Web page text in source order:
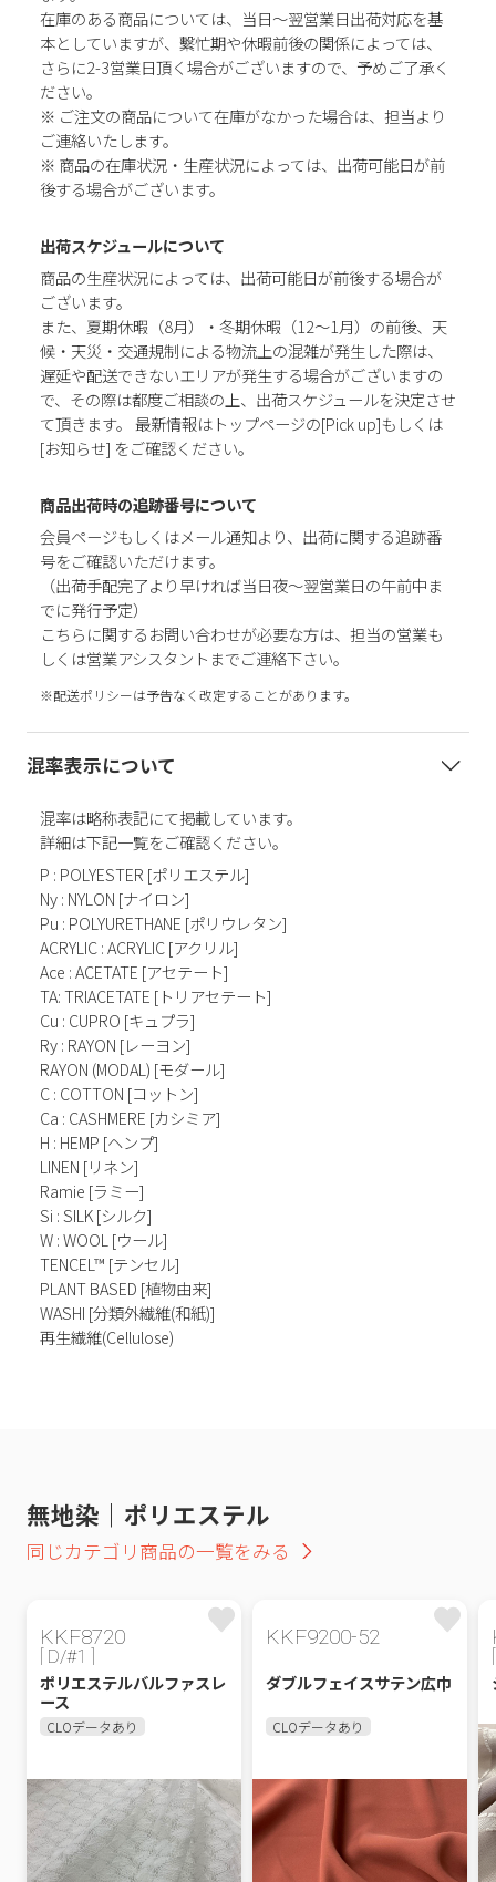
在庫のある商品については、当日～翌営業日出荷対応を基
本としていますが、繫忙期や休暇前後の関係によっては、
さらに2-3営業日頂く場合がございますので、予めご了承く
ださい。
※ ご注文の商品について在庫がなかった場合は、担当より
ご連絡いたします。
※ 商品の在庫状況・生産状況によっては、出荷可能日が前
後する場合がございます。
出荷スケジュールについて
商品の生産状況によっては、出荷可能日が前後する場合が
ございます。
また、夏期休暇（8月）・冬期休暇（12～1月）の前後、天
候・天災・交通規制による物流上の混雑が発生した際は、
遅延や配送できないエリアが発生する場合がございますの
で、その際は都度ご相談の上、出荷スケジュールを決定させ
て頂きます。 最新情報はトップページの[Pick up]もしくは
[お知らせ] をご確認ください。
商品出荷時の追跡番号について
会員ページもしくはメール通知より、出荷に関する追跡番
号をご確認いただけます。
（出荷手配完了より早ければ当日夜～翌営業日の午前中ま
でに発行予定）
こちらに関するお問い合わせが必要な方は、担当の営業も
しくは営業アシスタントまでご連絡下さい。
※配送ポリシーは予告なく改定することがあります。
混率表示について
混率は略称表記にて掲載しています。
詳細は下記一覧をご確認ください。
P : POLYESTER [ポリエステル]
Ny : NYLON [ナイロン]
Pu : POLYURETHANE [ポリウレタン]
ACRYLIC : ACRYLIC [アクリル]
Ace : ACETATE [アセテート]
TA: TRIACETATE [トリアセテート]
Cu : CUPRO [キュプラ]
Ry : RAYON [レーヨン]
RAYON (MODAL) [モダール]
C : COTTON [コットン]
Ca : CASHMERE [カシミア]
H : HEMP [ヘンプ]
LINEN [リネン]
Ramie [ラミー]
Si : SILK [シルク]
W : WOOL [ウール]
TENCEL™ [テンセル]
PLANT BASED [植物由来]
WASHI [分類外繊維(和紙)]
再生繊維(Cellulose)
無地染｜ポリエステル
同じカテゴリ商品の一覧をみる
KKF8720
[ D/#1 ]
ポリエステルバルファスレ
ース
CLOデータあり
KKF9200-52
ダブルフェイスサテン広巾
CLOデータあり